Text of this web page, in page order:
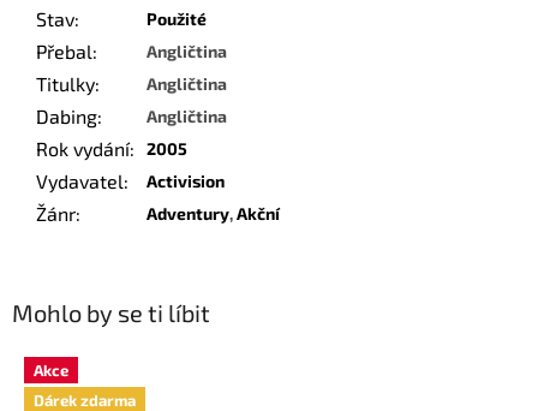
Mohlo by se ti líbit
Akce
Dárek zdarma
Stav: Použité
Přebal: Angličtina
Titulky: Angličtina
Dabing: Angličtina
Rok vydání: 2005
Vydavatel: Activision
Žánr: Adventury,Akční